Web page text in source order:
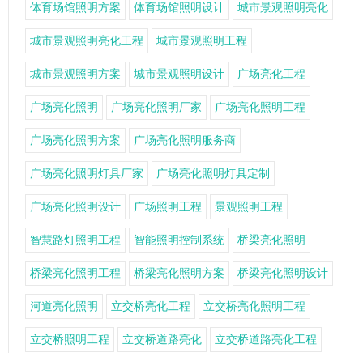
体育场馆照明方案 体育场馆照明设计 城市景观照明亮化
城市景观照明亮化工程 城市景观照明工程
城市景观照明方案 城市景观照明设计 广场亮化工程
广场亮化照明 广场亮化照明厂家 广场亮化照明工程
广场亮化照明方案 广场亮化照明服务商
广场亮化照明灯具厂家 广场亮化照明灯具定制
广场亮化照明设计 广场照明工程 景观照明工程
智慧路灯照明工程 智能照明控制系统 桥梁亮化照明
桥梁亮化照明工程 桥梁亮化照明方案 桥梁亮化照明设计
河道亮化照明 立交桥亮化工程 立交桥亮化照明工程
立交桥照明工程 立交桥道路亮化 立交桥道路亮化工程